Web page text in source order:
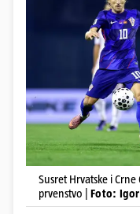
Susret Hrvatske i Crne
prvenstvo | Foto: Igor